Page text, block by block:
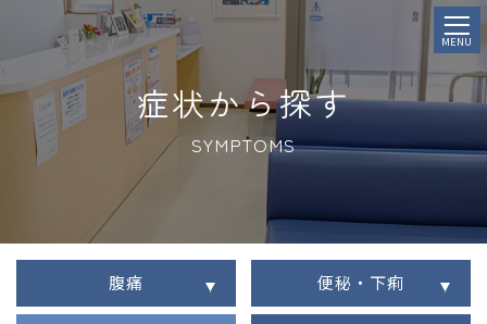
MENU
症状から探す
SYMPTOMS
腹痛 便秘・下痢